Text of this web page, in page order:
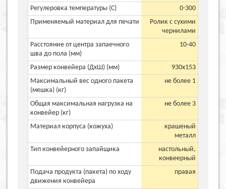
Регулеровка температуры (С)
0-300
Применяемый материал для печати
Ролик с сухими
чернилами
Расстояние от центра запаечного
шва до пола (мм)
10-40
Размер конвейера (ДхШ) (мм)
930х153
Максимальный вес одного пакета
(мешка) (кг)
не более 1
Общая максимальная нагрузка на
конвейер (кг)
не более 3
Материал корпуса (кожуха)
крашеный
металл
Тип конвейерного запайщика
настольный,
конвеерный
Подача продукта (пакета) по ходу
движения конвейера
правая